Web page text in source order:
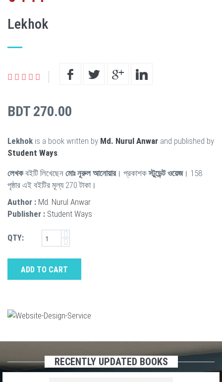
Lekhok
BDT 270.00
Lekhok is a book written by Md. Nurul Anwar and published by
Student Ways
লেখকবইটি লিখেছেন মোঃ নূরুল আনোয়ার। প্রকাশকস্টুডেন্ট ওয়েজ। 158
পৃষ্ঠার এই বইটির মূল্য 270 টাকা।
Author : Md. Nurul Anwar
Publisher : Student Ways
QTY:
ADD TO CART
RECENTLY UPDATED BOOKS